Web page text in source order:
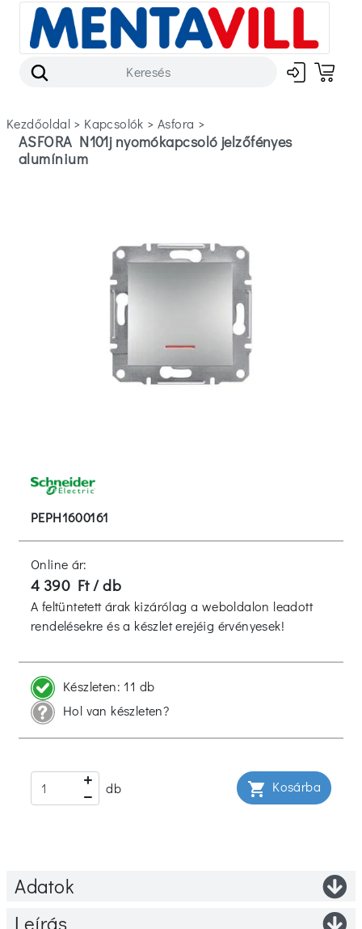
Kezdőoldal > kapcsolók > asfora >
ASFORA N101j nyomókapcsoló jelzőfényes
alumínium
PEPH1600161
Online ár:
4 390 Ft / db
A feltüntetett árak kizárólag a weboldalon leadott
rendelésekre és a készlet erejéig érvényesek!
Készleten:11 db
Hol van készleten?
db shopping_cart Kosárba
Adatok
Leírás